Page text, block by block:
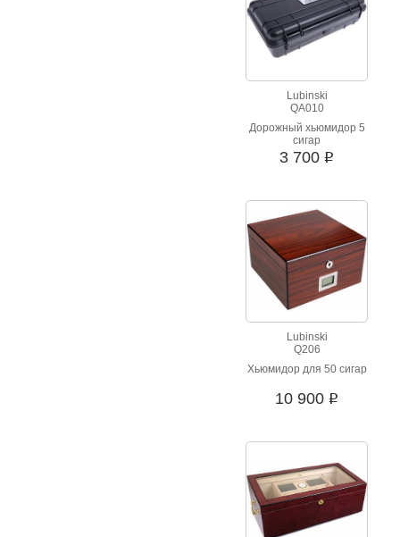
Lubinski
QA010
Дорожный хьюмидор 5
сигар
3 700 i
Lubinski
Q206
Хьюмидор для 50 сигар
10 900 i